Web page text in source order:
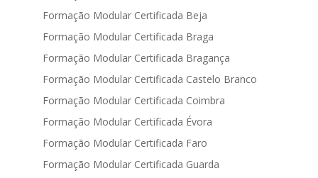
Formação Modular Certificada Beja
Formação Modular Certificada Braga
Formação Modular Certificada Bragança
Formação Modular Certificada Castelo Branco
Formação Modular Certificada Coimbra
Formação Modular Certificada Évora
Formação Modular Certificada Faro
Formação Modular Certificada Guarda